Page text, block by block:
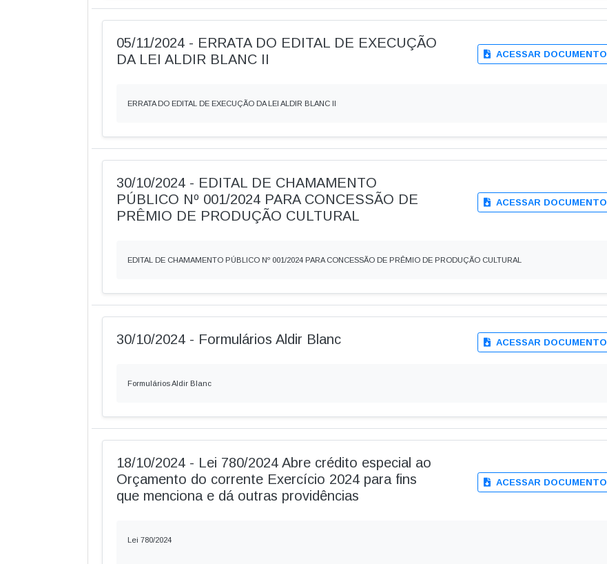
05/11/2024 - ERRATA DO EDITAL DE EXECUÇÃO
DA LEI ALDIR BLANC II
ACESSAR DOCUMENTO
ERRATA DO EDITAL DE EXECUÇÃO DA LEI ALDIR BLANC II
30/10/2024 - EDITAL DE CHAMAMENTO
PÚBLICO Nº 001/2024 PARA CONCESSÃO DE
PRÊMIO DE PRODUÇÃO CULTURAL
ACESSAR DOCUMENTO
EDITAL DE CHAMAMENTO PÚBLICO Nº 001/2024 PARA CONCESSÃO DE PRÊMIO DE PRODUÇÃO CULTURAL
30/10/2024 - Formulários Aldir Blanc ACESSAR DOCUMENTO
Formulários Aldir Blanc
18/10/2024 - Lei 780/2024 Abre crédito especial ao
Orçamento do corrente Exercício 2024 para fins
que menciona e dá outras providências
ACESSAR DOCUMENTO
Lei 780/2024